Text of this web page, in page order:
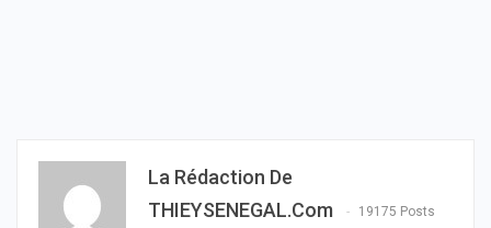
La Rédaction De
THIEYSENEGAL.com
19175 Posts